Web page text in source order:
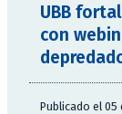
UBB
con
Publicado el